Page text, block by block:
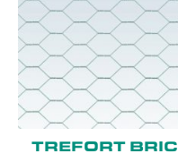
TREFORT